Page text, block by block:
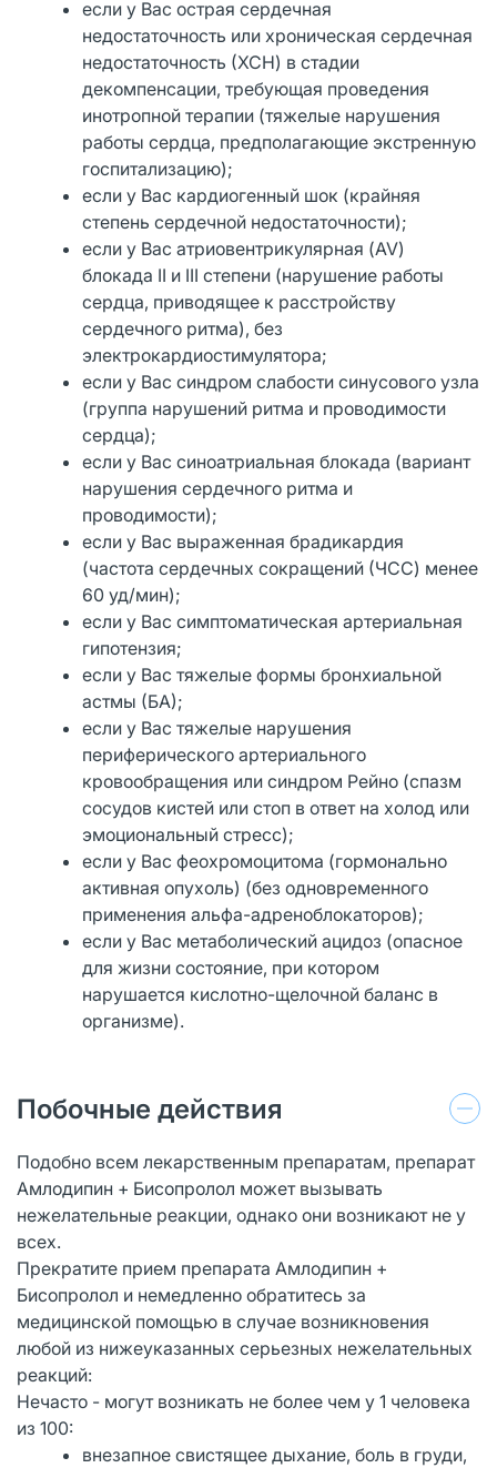
если у Вас острая сердечная
недостаточность или хроническая сердечная
недостаточность (ХСН) в стадии
декомпенсации, требующая проведения
инотропной терапии (тяжелые нарушения
работы сердца, предполагающие экстренную
госпитализацию);
если у Вас кардиогенный шок (крайняя
степень сердечной недостаточности);
если у Вас атриовентрикулярная (AV)
блокада II и III степени (нарушение работы
сердца, приводящее к расстройству
сердечного ритма), без
электрокардиостимулятора;
если у Вас синдром слабости синусового узла
(группа нарушений ритма и проводимости
сердца);
если у Вас синоатриальная блокада (вариант
нарушения сердечного ритма и
проводимости);
если у Вас выраженная брадикардия
(частота сердечных сокращений (ЧСС) менее
60 уд/мин);
если у Вас симптоматическая артериальная
гипотензия;
если у Вас тяжелые формы бронхиальной
астмы (БА);
если у Вас тяжелые нарушения
периферического артериального
кровообращения или синдром Рейно (спазм
сосудов кистей или стоп в ответ на холод или
эмоциональный стресс);
если у Вас феохромоцитома (гормонально
активная опухоль) (без одновременного
применения альфа-адреноблокаторов);
если у Вас метаболический ацидоз (опасное
для жизни состояние, при котором
нарушается кислотно-щелочной баланс в
организме).
Побочные действия
Подобно всем лекарственным препаратам, препарат
Амлодипин + Бисопролол может вызывать
нежелательные реакции, однако они возникают не у
всех.
Прекратите прием препарата Амлодипин +
Бисопролол и немедленно обратитесь за
медицинской помощью в случае возникновения
любой из нижеуказанных серьезных нежелательных
реакций:
Нечасто - могут возникать не более чем у 1 человека
из 100:
внезапное свистящее дыхание, боль в груди,